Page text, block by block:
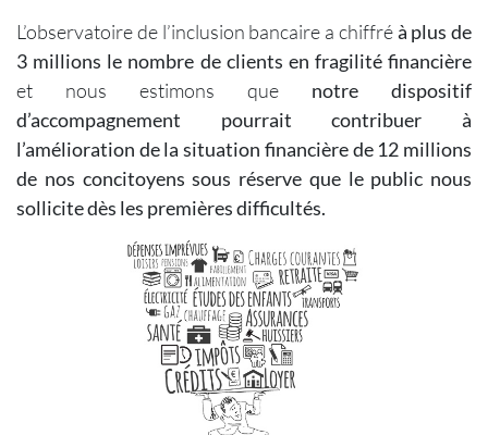
L’observatoire de l’inclusion bancaire a chiffréà plus de
3 millions le nombre de clients en fragilité financière
et nous estimons que notre dispositif
d’accompagnement pourrait contribuer à
l’amélioration de la situation financière de 12 millions
de nos concitoyens sous réserve que le public nous
sollicite dès les premières difficultés.